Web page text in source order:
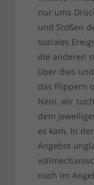
nur ums
und Stoßen
soziales
die anderen
über dies
das Flippern
Nein, wir
dem
es kam. In
Angebot
noch im